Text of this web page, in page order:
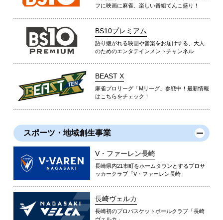
フに映画に麻雀、楽しい番組てんこ盛り！
BS10プレミアム
語り継がれる映画や音楽をお届けする、大人
のためのエンタテインメントチャンネル
BEAST X
麻雀プロリーグ「Mリーグ」参戦中！最新情報
はこちらをチェック！
スポーツ・地域創生事業
V・ファーレン長崎
長崎県内21市町をホームタウンとするプロサ
ッカークラブ「V・ファーレン長崎」
長崎ヴェルカ
長崎初のプロバスケットボールクラブ「長崎